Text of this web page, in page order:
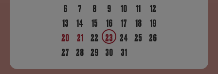
6
7 8 9 10 11
12
13
14 15 16 17 18
19
20
21 22 23 24 25 26
27 28 29 30 31